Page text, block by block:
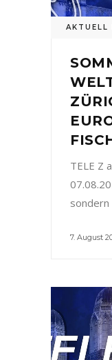
AKTUELL
TELE Z
sondern
7. August